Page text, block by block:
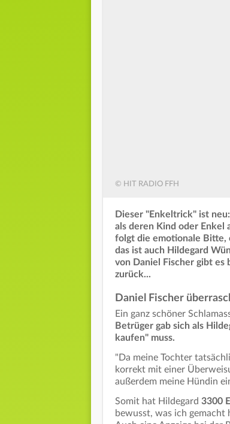
© HIT RADIO FFH
Dieser "Enkeltrick" ist
als deren Kind oder Enkel
folgt die emotionale Bitte,
das ist auch Hildegard
von Daniel Fischer gibt es
zurück...
Daniel Fischer
Ein ganz schöner
Betrüger gab sich als
kaufen" muss.
"Da meine Tochter
korrekt mit einer
außerdem meine Hündin
Somit hat Hildegard 3300
bewusst, was ich gemacht